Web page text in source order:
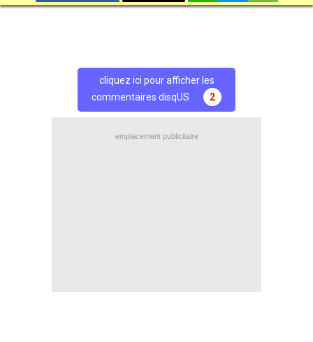
cliquez ici pour afficher les
commentaires disqUS
2
emplacement publicitaire